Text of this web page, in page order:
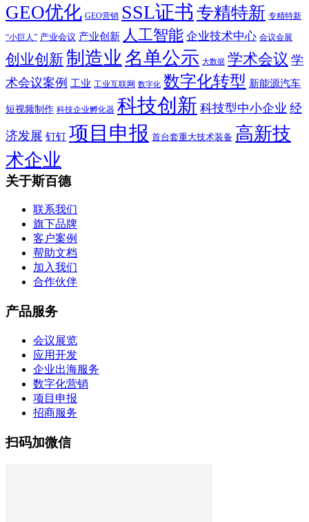
GEO优化 GEO营销 SSL证书 专精特新 专精特新
“小巨人” 产业会议 产业创新 人工智能 企业技术中心 会议会展
创业创新制造业 名单公示 大数据 学术会议 学
术会议案例 工业 工业互联网 数字化 数字化转型 新能源汽车
短视频制作 科技企业孵化器 科技创新 科技型中小企业 经
济发展 钉钉 项目申报 首台套重大技术装备 高新技
术企业
关于斯百德
联系我们
旗下品牌
客户案例
帮助文档
加入我们
合作伙伴
产品服务
会议展览
应用开发
企业出海服务
数字化营销
项目申报
招商服务
扫码加微信